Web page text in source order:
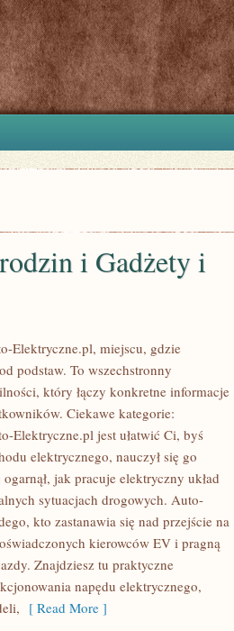
i Gadżety i
Elektryczne.pl, miejscu, gdzie
podstaw. To wszechstronny
który łączy konkretne informacje
Ciekawe kategorie:
Elektryczne.pl jest ułatwić Ci, byś
elektrycznego, nauczył się go
jak pracuje elektryczny układ
sytuacjach drogowych. Auto-
kto zastanawia się nad przejście na
kierowców EV i pragną
Znajdziesz tu praktyczne
napędu elektrycznego,
[ Read More ]